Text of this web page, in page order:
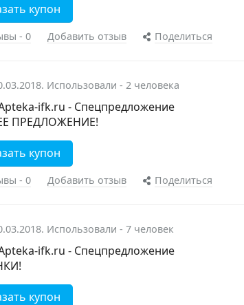
купон
- 0 Добавить отзыв Поделиться
Использовали - 2 человека
ifk.ru - Спецпредложение
ПРЕДЛОЖЕНИЕ!
купон
- 0 Добавить отзыв Поделиться
Использовали - 7 человек
ifk.ru - Спецпредложение
купон